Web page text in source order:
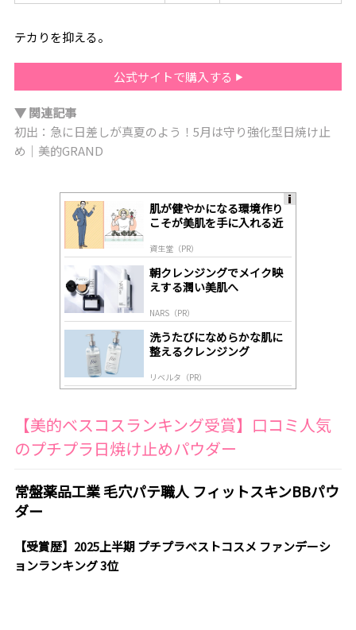
テカりを抑える。
公式サイトで購入する
▼ 関連記事
初出：急に日差しが真夏のよう！5月は守り強化型日焼け止
め｜美的GRAND
肌が健やかになる環境作り
こそが美肌を手に入れる近
資生堂（PR）
朝クレンジングでメイク映
えする潤い美肌へ
NARS（PR）
洗うたびになめらかな肌に
整えるクレンジング
リベルタ（PR）
【美的ベスコスランキング受賞】口コミ人気
のプチプラ日焼け止めパウダー
常盤薬品工業 毛穴パテ職人 フィットスキンBBパウ
ダー
【受賞歴】2025上半期 プチプラベストコスメ ファンデーシ
ョンランキング 3位